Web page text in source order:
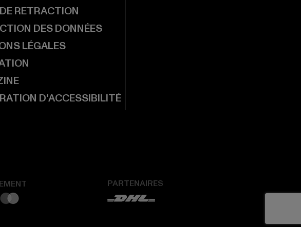
RETRACTION
DES DONNÉES
LÉGALES
D'ACCESSIBILITÉ
PARTENAIRES